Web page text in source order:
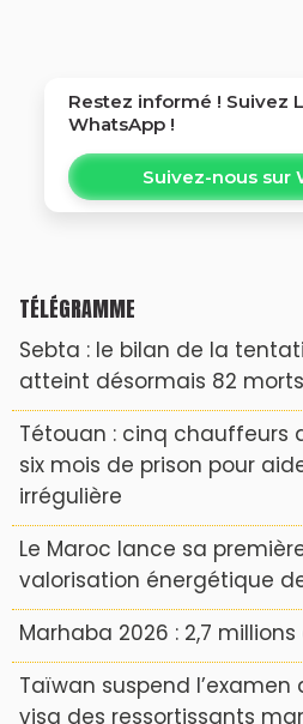
Restez informé ! Suivez
WhatsApp !
Suivez-nous sur
TÉLÉGRAMME
Sebta : le bilan de la
atteint désormais 82 morts
Tétouan : cinq chauffeurs
six mois de prison pour
irrégulière
Le Maroc lance sa
valorisation énergétique
Marhaba 2026 : 2,7 millions
Taïwan suspend
visa des ressortissants